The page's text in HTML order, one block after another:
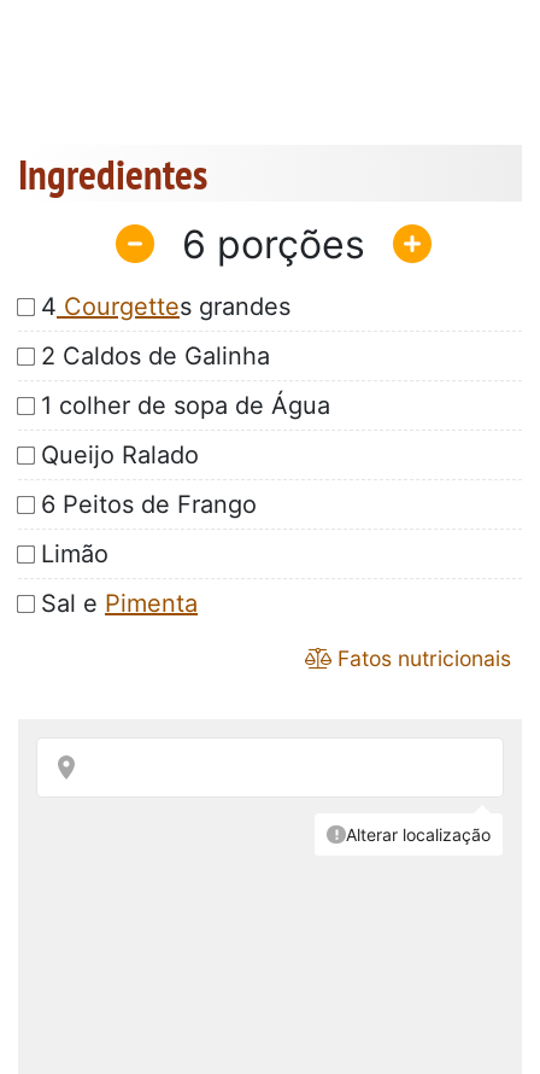
Ingredientes
6
4 Courgettes grandes
2 Caldos de Galinha
1 colher de sopa de Água
Queijo Ralado
6 Peitos de Frango
Limão
Sal e Pimenta
Fatos nutricionais